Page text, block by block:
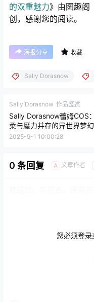
的双重魅力》由图趣阁
创，感谢您的阅读。
海报分享 收藏
Sally Dorasnow
Sally Dorasnow 作品鉴赏
Sally Dorasnow蕾姆COS
柔与魔力并存的异世界梦幻
美
2025-9-1 10:00:28
0 条回复 A 文章作者
您必须登